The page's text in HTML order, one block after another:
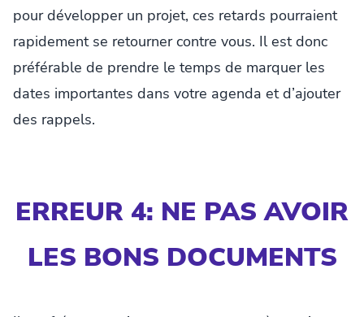
pour développer un projet, ces retards pourraient
rapidement se retourner contre vous. Il est donc
préférable de prendre le temps de marquer les
dates importantes dans votre agenda et d’ajouter
des rappels.
ERREUR 4: NE PAS AVOIR
LES BONS DOCUMENTS